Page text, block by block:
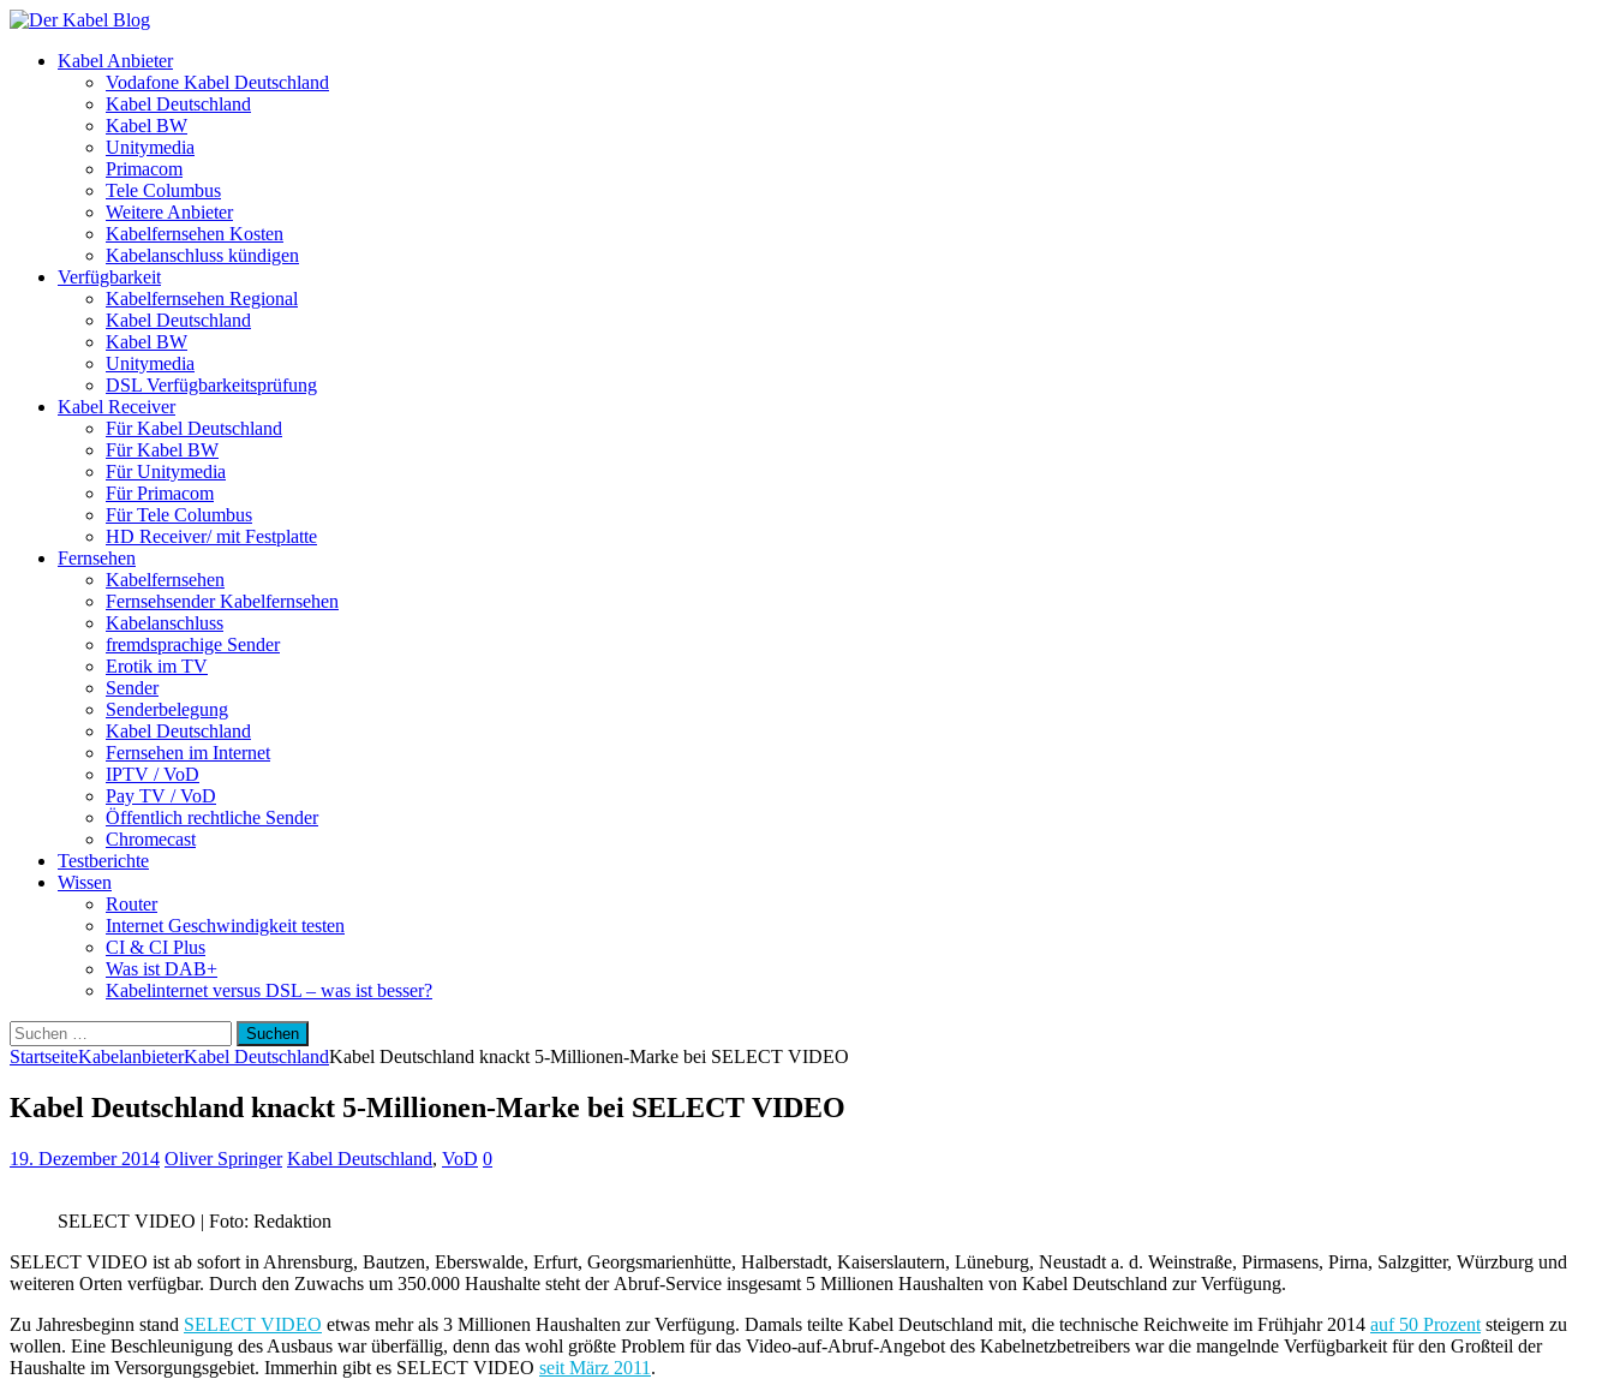
Kabel Anbieter
Vodafone Kabel Deutschland
Kabel Deutschland
Kabel BW
Unitymedia
Primacom
Tele Columbus
Weitere Anbieter
Kabelfernsehen Kosten
Kabelanschluss kündigen
Verfügbarkeit
Kabelfernsehen Regional
Kabel Deutschland
Kabel BW
Unitymedia
DSL Verfügbarkeitsprüfung
Kabel Receiver
Für Kabel Deutschland
Für Kabel BW
Für Unitymedia
Für Primacom
Für Tele Columbus
HD Receiver/ mit Festplatte
Fernsehen
Kabelfernsehen
Fernsehsender Kabelfernsehen
Kabelanschluss
fremdsprachige Sender
Erotik im TV
Sender
Senderbelegung
Kabel Deutschland
Fernsehen im Internet
IPTV / VoD
Pay TV / VoD
Öffentlich rechtliche Sender
Chromecast
Testberichte
Wissen
Router
Internet Geschwindigkeit testen
CI & CI Plus
Was ist DAB+
Kabelinternet versus DSL – was ist besser?
Suchen
nach:
StartseiteKabelanbieterKabel DeutschlandKabel Deutschland knackt 5-Millionen-Marke bei SELECT VIDEO
Kabel Deutschland knackt 5-Millionen-Marke bei SELECT VIDEO
19. Dezember 2014 Oliver Springer Kabel Deutschland, VoD 0
SELECT VIDEO | Foto: Redaktion
SELECT VIDEO ist ab sofort in Ahrensburg, Bautzen, Eberswalde, Erfurt, Georgsmarienhütte, Halberstadt, Kaiserslautern, Lüneburg, Neustadt a. d. Weinstraße, Pirmasens, Pirna, Salzgitter, Würzburg und
weiteren Orten verfügbar. Durch den Zuwachs um 350.000 Haushalte steht der Abruf-Service insgesamt 5 Millionen Haushalten von Kabel Deutschland zur Verfügung.
Zu Jahresbeginn stand SELECT VIDEO etwas mehr als 3 Millionen Haushalten zur Verfügung. Damals teilte Kabel Deutschland mit, die technische Reichweite im Frühjahr 2014 auf 50 Prozent steigern zu
wollen. Eine Beschleunigung des Ausbaus war überfällig, denn das wohl größte Problem für das Video-auf-Abruf-Angebot des Kabelnetzbetreibers war die mangelnde Verfügbarkeit für den Großteil der
Haushalte im Versorgungsgebiet. Immerhin gibt es SELECT VIDEO seit März 2011 .